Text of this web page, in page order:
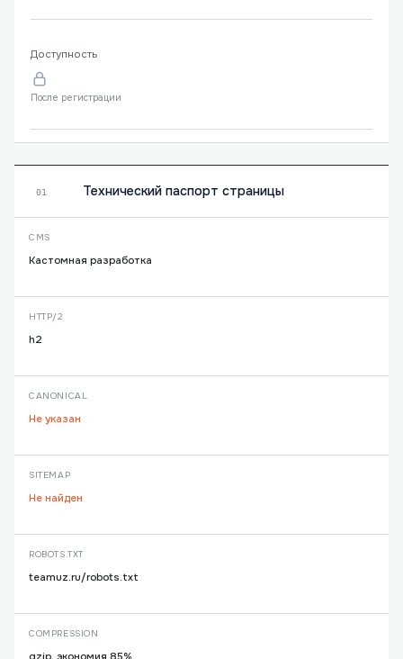
Доступность
После регистрации
01 Технический паспорт страницы
CMS
Кастомная разработка
HTTP/2
h2
CANONICAL
Не указан
SITEMAP
Не найден
ROBOTS.TXT
teamuz.ru/robots.txt
COMPRESSION